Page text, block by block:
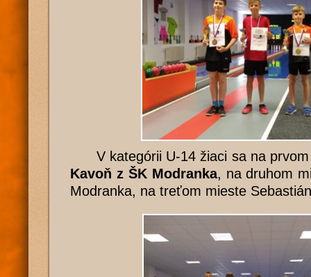
V kategórii U-14 žiaci sa na prvom
Kavoň z ŠK Modranka, na druhom
Modranka, na treťom mieste